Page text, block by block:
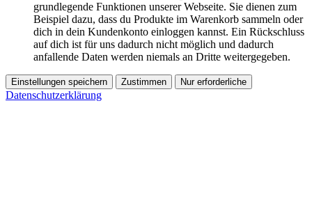
grundlegende Funktionen unserer Webseite. Sie dienen zum
Beispiel dazu, dass du Produkte im Warenkorb sammeln oder
dich in dein Kundenkonto einloggen kannst. Ein Rückschluss
auf dich ist für uns dadurch nicht möglich und dadurch
anfallende Daten werden niemals an Dritte weitergegeben.
Einstellungen speichern Zustimmen Nur erforderliche
Datenschutzerklärung